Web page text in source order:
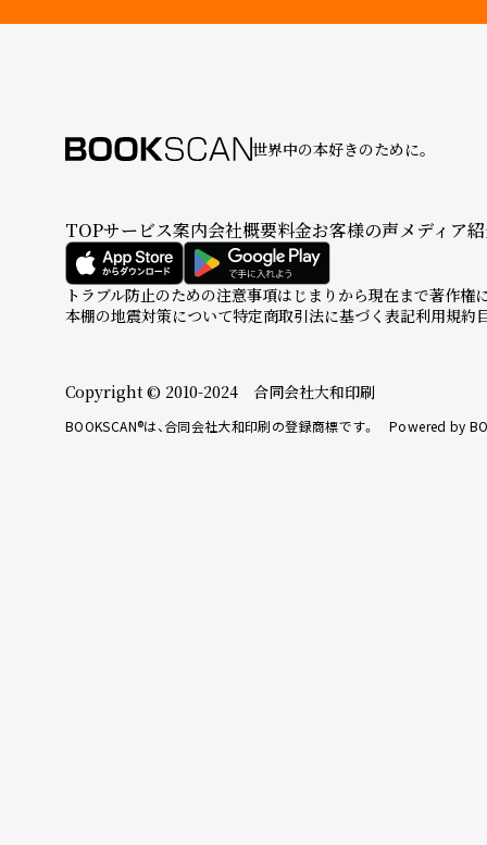
世界中の本好きのために。
TOPサービス案内会社概要料金お客様の声メディア
トラブル防止のための注意事項はじまりから現在まで著作権
本棚の地震対策について特定商取引法に基づく表記利用規約
Copyright © 2010-2024 合同会社大和印刷
BOOKSCAN®は、合同会社大和印刷の登録商標です。 Powered by